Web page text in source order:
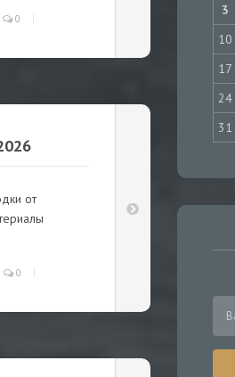
0
от
0
3
10
17
24
31